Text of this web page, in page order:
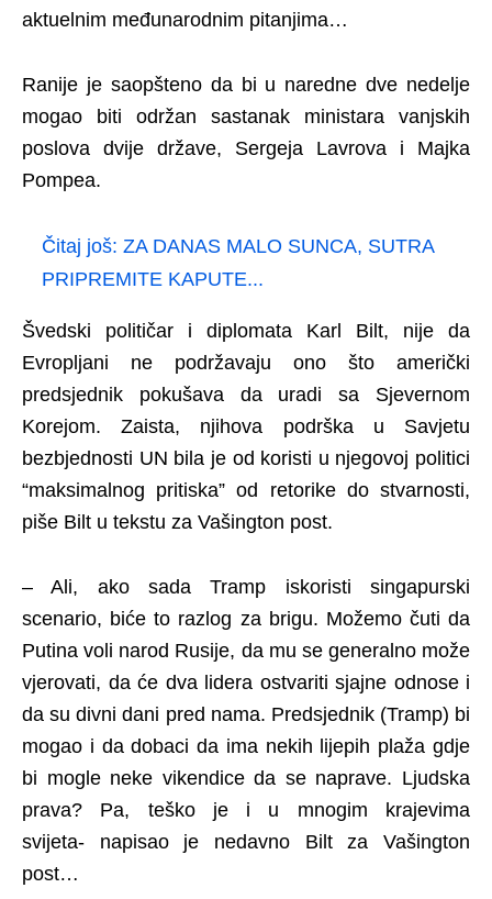
aktuelnim međunarodnim pitanjima…
Ranije je saopšteno da bi u naredne dve nedelje
mogao biti održan sastanak ministara vanjskih
poslova dvije države, Sergeja Lavrova i Majka
Pompea.
Čitaj još: ZA DANAS MALO SUNCA, SUTRA
PRIPREMITE KAPUTE...
Švedski političar i diplomata Karl Bilt, nije da
Evropljani ne podržavaju ono što američki
predsjednik pokušava da uradi sa Sjevernom
Korejom. Zaista, njihova podrška u Savjetu
bezbjednosti UN bila je od koristi u njegovoj politici
“maksimalnog pritiska” od retorike do stvarnosti,
piše Bilt u tekstu za Vašington post.
– Ali, ako sada Tramp iskoristi singapurski
scenario, biće to razlog za brigu. Možemo čuti da
Putina voli narod Rusije, da mu se generalno može
vjerovati, da će dva lidera ostvariti sjajne odnose i
da su divni dani pred nama. Predsjednik (Tramp) bi
mogao i da dobaci da ima nekih lijepih plaža gdje
bi mogle neke vikendice da se naprave. Ljudska
prava? Pa, teško je i u mnogim krajevima
svijeta- napisao je nedavno Bilt za Vašington
post…